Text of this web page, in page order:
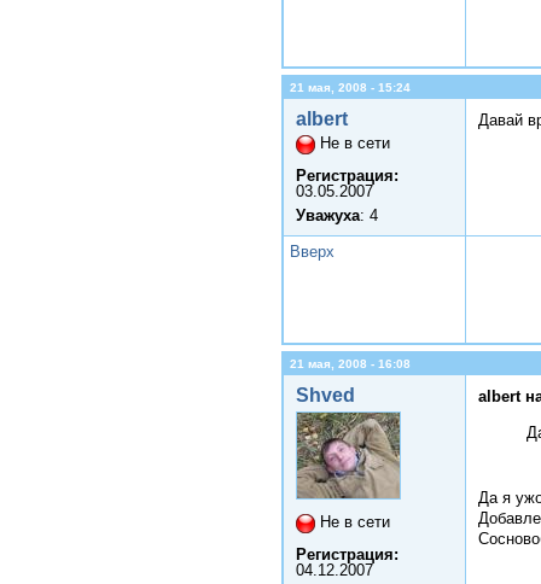
21 мая, 2008 - 15:24
albert
Не в сети
Регистрация:
03.05.2007
Уважуха: 4
Давай
Вверх
21 мая, 2008 - 16:08
Shved
Не в сети
Регистрация:
04.12.2007
albert
Да я